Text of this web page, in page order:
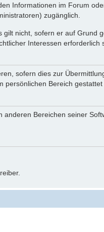
Informationen im Forum
zugänglich.
nicht, sofern er auf Grund
Interessen erforderlich
sofern dies zur
persönlichen Bereich gestattet
Bereichen seiner